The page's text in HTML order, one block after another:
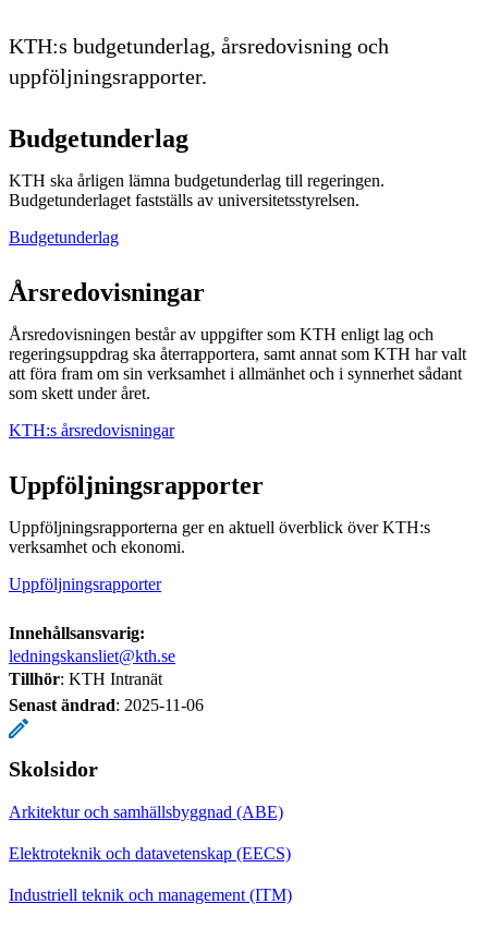
KTH:s budgetunderlag, årsredovisning och
uppföljningsrapporter.
Budgetunderlag
KTH ska årligen lämna budgetunderlag till regeringen.
Budgetunderlaget fastställs av universitetsstyrelsen.
Budgetunderlag
Årsredovisningar
Årsredovisningen består av uppgifter som KTH enligt lag och
regeringsuppdrag ska återrapportera, samt annat som KTH har valt
att föra fram om sin verksamhet i allmänhet och i synnerhet sådant
som skett under året.
KTH:s årsredovisningar
Uppföljningsrapporter
Uppföljningsrapporterna ger en aktuell överblick över KTH:s
verksamhet och ekonomi.
Uppföljningsrapporter
Innehållsansvarig:
ledningskansliet@kth.se
Tillhör: KTH Intranät
Senast ändrad: 2025-11-06
Skolsidor
Arkitektur och samhällsbyggnad (ABE)
Elektroteknik och datavetenskap (EECS)
Industriell teknik och management (ITM)